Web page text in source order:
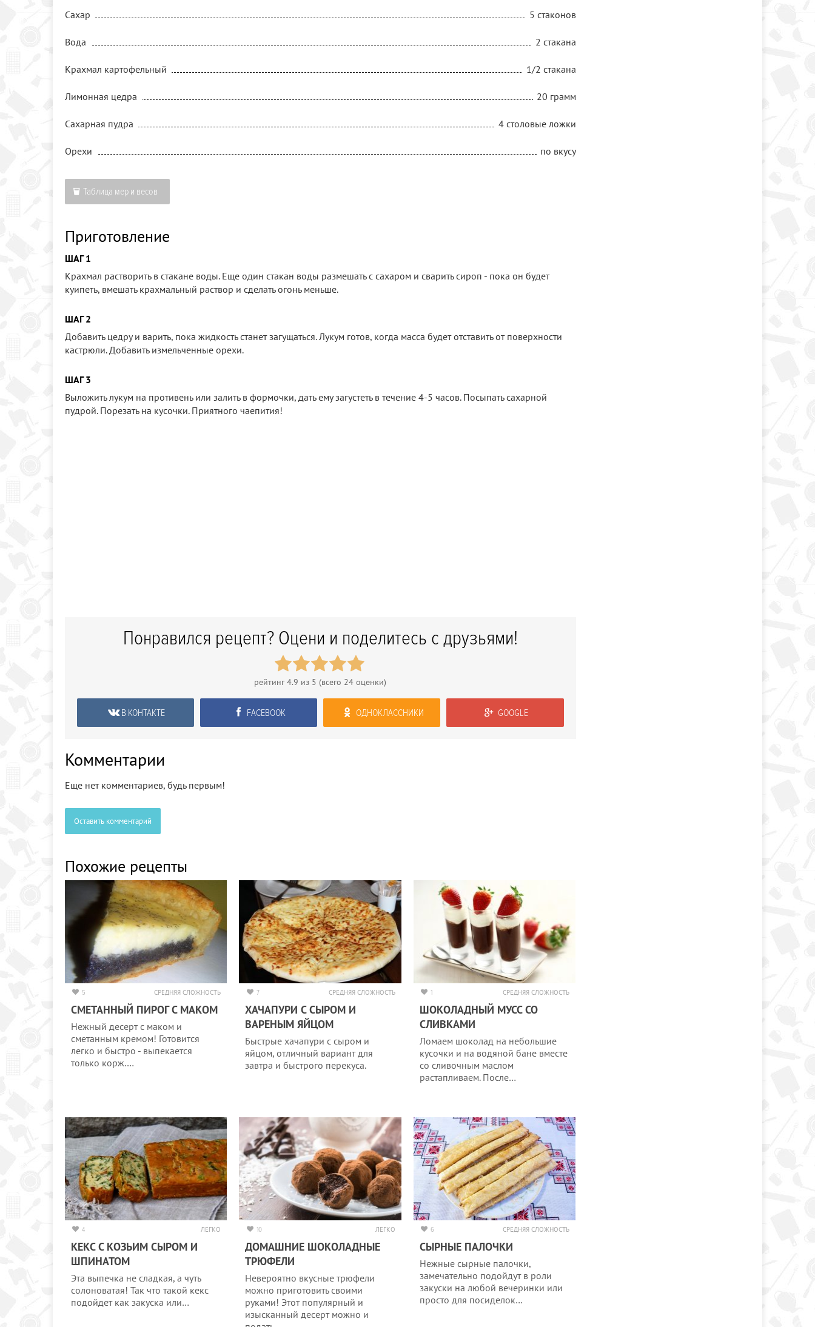
Сахар 5 стаконов
Вода 2 стакана
Крахмал картофельный 1/2 стакана
Лимонная цедра 20 грамм
Сахарная пудра 4 столовые ложки
Орехи по вкусу
Таблица мер и весов
Приготовление
ШАГ 1
Крахмал растворить в стакане воды. Еще один стакан воды размешать с сахаром и сварить сироп - пока он будет
куипеть, вмешать крахмальный раствор и сделать огонь меньше.
ШАГ 2
Добавить цедру и варить, пока жидкость станет загущаться. Лукум готов, когда масса будет отставить от поверхности
кастрюли. Добавить измельченные орехи.
ШАГ 3
Выложить лукум на противень или залить в формочки, дать ему загустеть в течение 4-5 часов. Посыпать сахарной
пудрой. Порезать на кусочки. Приятного чаепития!
Понравился рецепт? Оцени и поделитесь с друзьями!
рейтинг4.9 из 5 (всего 24 оценки)
В КОНТАКТЕ FACEBOOK ОДНОКЛАССНИКИ GOOGLE
Комментарии
Еще нет комментариев, будь первым!
Оставить комментарий
Похожие рецепты
5 СРЕДНЯЯ СЛОЖНОСТЬ
СМЕТАННЫЙ ПИРОГ С МАКОМ
Нежный десерт с маком и
сметанным кремом! Готовится
легко и быстро - выпекается
только корж.…
7 СРЕДНЯЯ СЛОЖНОСТЬ
ХАЧАПУРИ С СЫРОМ И
ВАРЕНЫМ ЯЙЦОМ
Быстрые хачапури с сыром и
яйцом, отличный вариант для
завтра и быстрого перекуса.
1 СРЕДНЯЯ СЛОЖНОСТЬ
ШОКОЛАДНЫЙ МУСС СО
СЛИВКАМИ
Ломаем шоколад на небольшие
кусочки и на водяной бане вместе
со сливочным маслом
растапливаем. После…
4 ЛЕГКО
КЕКС С КОЗЬИМ СЫРОМ И
ШПИНАТОМ
Эта выпечка не сладкая, а чуть
солоноватая! Так что такой кекс
подойдет как закуска или…
10 ЛЕГКО
ДОМАШНИЕ ШОКОЛАДНЫЕ
ТРЮФЕЛИ
Невероятно вкусные трюфели
можно приготовить своими
руками! Этот популярный и
изысканный десерт можно и
6 СРЕДНЯЯ СЛОЖНОСТЬ
СЫРНЫЕ ПАЛОЧКИ
Нежные сырные палочки,
замечательно подойдут в роли
закуски на любой вечеринки или
просто для посиделок…